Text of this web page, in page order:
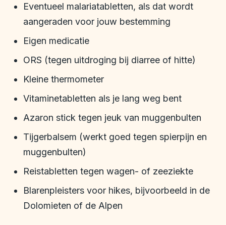
Eventueel malariatabletten, als dat wordt
aangeraden voor jouw bestemming
Eigen medicatie
ORS (tegen uitdroging bij diarree of hitte)
Kleine thermometer
Vitaminetabletten als je lang weg bent
Azaron stick tegen jeuk van muggenbulten
Tijgerbalsem (werkt goed tegen spierpijn en
muggenbulten)
Reistabletten tegen wagen- of zeeziekte
Blarenpleisters voor hikes, bijvoorbeeld in de
Dolomieten of de Alpen